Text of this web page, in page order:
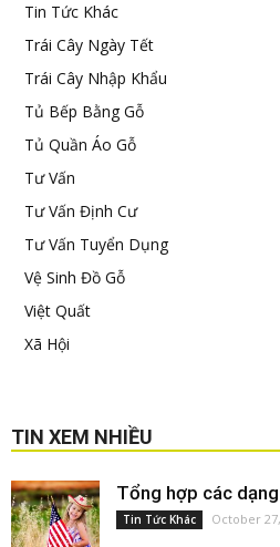
Tin Tức Khác
Trái Cây Ngày Tết
Trái Cây Nhập Khẩu
Tủ Bếp Bằng Gỗ
Tủ Quần Áo Gỗ
Tư Vấn
Tư Vấn Định Cư
Tư Vấn Tuyển Dụng
Vệ Sinh Đồ Gỗ
Việt Quất
Xã Hội
TIN XEM NHIỀU
Tổng hợp các
Tin Tức Khác October